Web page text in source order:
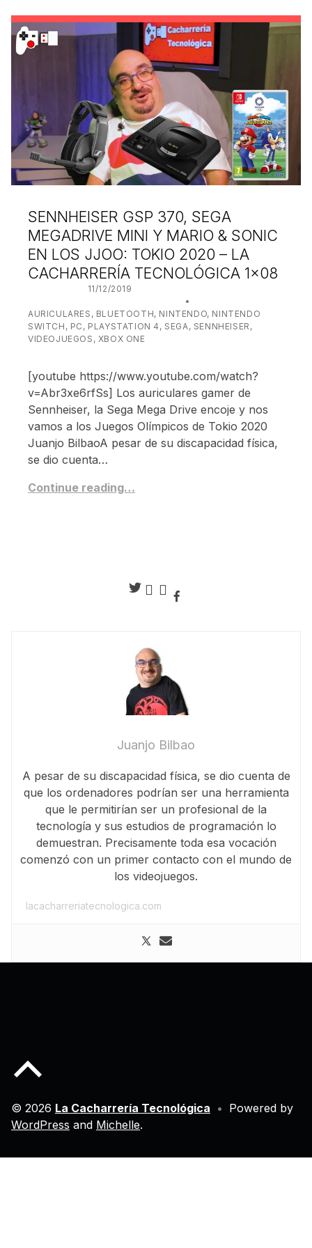
SENNHEISER GSP 370, SEGA
MEGADRIVE MINI Y MARIO & SONIC
EN LOS JJOO: TOKIO 2020 – LA
CACHARRERÍA TECNOLÓGICA 1×08
11/12/2019
AURICULARES , BLUETOOTH, NINTENDO, NINTENDO
SWITCH , PC , PLAYSTATION 4 , SEGA, SENNHEISER ,
VIDEOJUEGOS , XBOX ONE
[youtube https://www.youtube.com/watch?
v=Abr3xe6rfSs] Los auriculares gamer de
Sennheiser, la Sega Mega Drive encoje y nos
vamos a los Juegos Olímpicos de Tokio 2020
Juanjo BilbaoA pesar de su discapacidad física,
se dio cuenta…
Continue reading…
Juanjo Bilbao
A pesar de su discapacidad física, se dio cuenta de
que los ordenadores podrían ser una herramienta
que le permitirían ser un profesional de la
tecnología y sus estudios de programación lo
demuestran. Precisamente toda esa vocación
comenzó con un primer contacto con el mundo de
los videojuegos.
lacacharreriatecnologica.com
© 2026 La Cacharrería Tecnológica • Powered by
WordPress and Michelle.